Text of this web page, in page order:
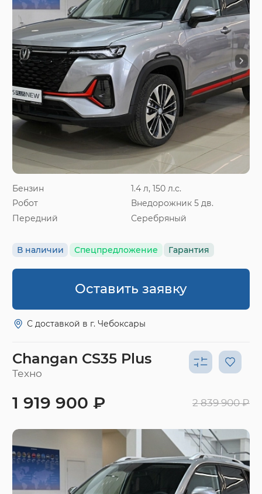
Бензин
1.4 л, 150 л.с.
Робот
Внедорожник 5 дв.
Передний
Серебряный
В наличии Спецпредложение Гарантия
Оставить заявку
С доставкой в г. Чебоксары
Changan CS35 Plus
Техно
1 919 900 ₽ 2 839 900 ₽